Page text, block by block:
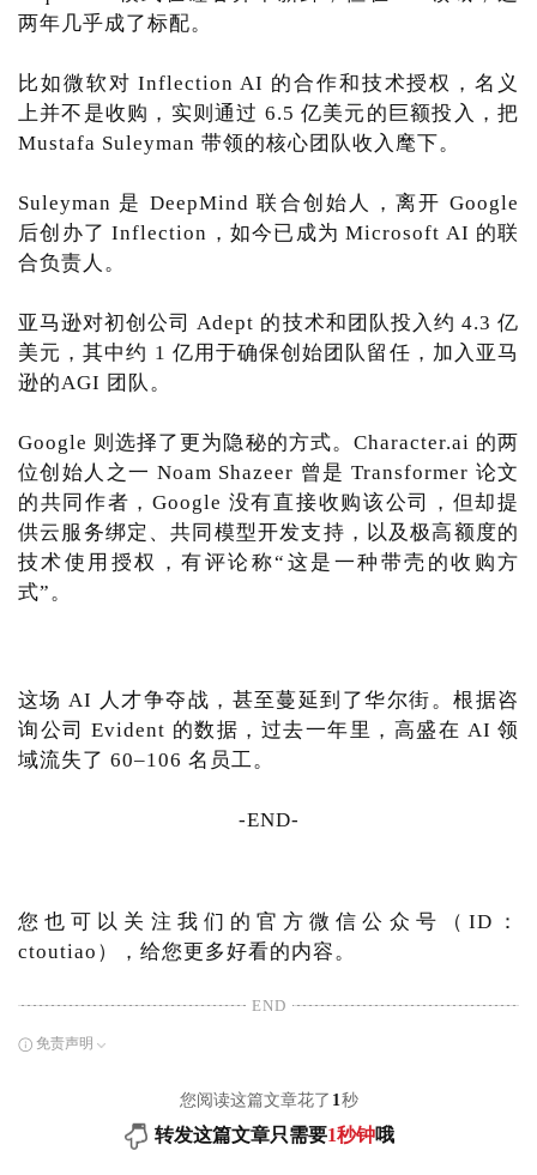
两年几乎成了标配。
比如微软对 Inflection AI 的合作和技术授权，名义
上并不是收购，实则通过 6.5 亿美元的巨额投入，把
Mustafa Suleyman 带领的核心团队收入麾下。
Suleyman 是 DeepMind 联合创始人，离开 Google
后创办了 Inflection，如今已成为 Microsoft AI 的联
合负责人。
亚马逊对初创公司 Adept 的技术和团队投入约 4.3 亿
美元，其中约 1 亿用于确保创始团队留任，加入亚马
逊的AGI 团队。
Google 则选择了更为隐秘的方式。Character.ai 的两
位创始人之一 Noam Shazeer 曾是 Transformer 论文
的共同作者，Google 没有直接收购该公司，但却提
供云服务绑定、共同模型开发支持，以及极高额度的
技术使用授权，有评论称“这是一种带壳的收购方
式”。
这场 AI 人才争夺战，甚至蔓延到了华尔街。根据咨
询公司 Evident 的数据，过去一年里，高盛在 AI 领
域流失了 60–106 名员工。
-END-
您也可以关注我们的官方微信公众号（ID：
ctoutiao），给您更多好看的内容。
END
免责声明
您阅读这篇文章花了 1秒
转发这篇文章只需要1秒钟哦